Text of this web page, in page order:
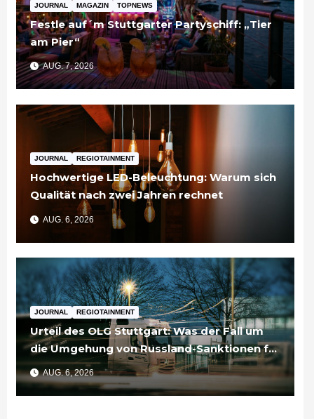
JOURNAL MAGAZIN TOPNEWS
Festle auf´m Stuttgarter Partyschiff: „Tier
am Pier“
AUG. 7, 2026
JOURNAL REGIOTAINMENT
Hochwertige LED-Beleuchtung: Warum sich
Qualität nach zwei Jahren rechnet
AUG. 6, 2026
JOURNAL REGIOTAINMENT
Urteil des OLG Stuttgart: Was der Fall um
die Umgehung von Russland-Sanktionen für
Unternehmen bedeutet
AUG. 6, 2026